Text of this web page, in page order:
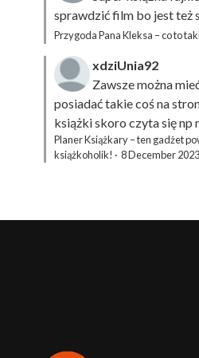
sprawdzić film bo jest też
Przygoda Pana Kleksa – co to
xdziUnia92
Zawsze można
posiadać takie coś na
książki skoro czyta się np
Planer Książkary – ten gadżet
książkoholik! · 8 December 2023